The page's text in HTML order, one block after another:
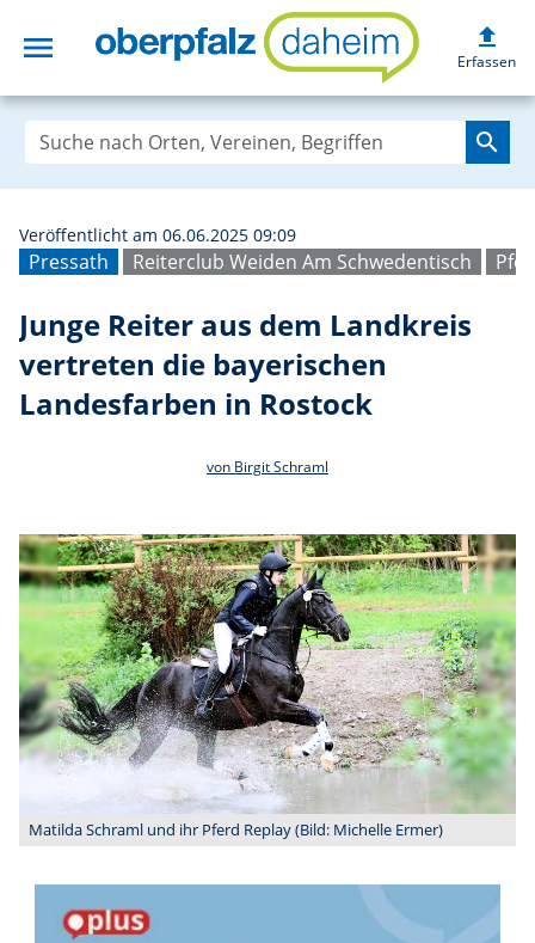
menu Junge Reiter
upload
Erfassen
search
Pressath Reiterclub Weiden Am Schwedentisch
Veröffentlicht am 06.06.2025 09:09
Junge Reiter aus dem Landkreis
vertreten die bayerischen
Landesfarben in Rostock
von Birgit Schraml
Matilda Schraml und ihr Pferd Replay (Bild: Michelle Ermer)